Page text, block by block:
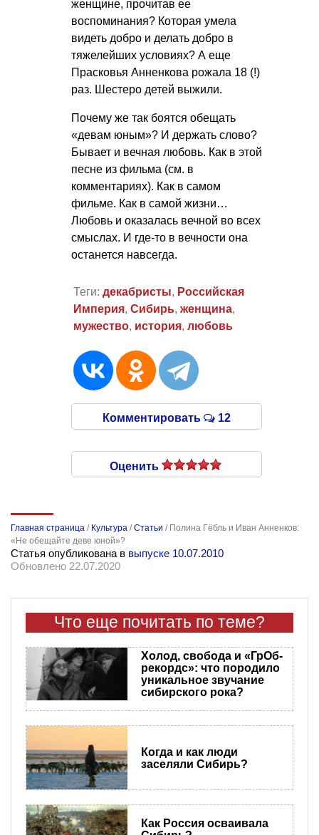
женщине, прочитав ее
воспоминания? Которая умела
видеть добро и делать добро в
тяжелейших условиях? А еще
Прасковья Анненкова рожала 18 (!)
раз. Шестеро детей выжили.
Почему же так боятся обещать
«девам юным»? И держать слово?
Бывает и вечная любовь. Как в этой
песне из фильма (см. в
комментариях). Как в самом
фильме. Как в самой жизни…
Любовь и оказалась вечной во всех
смыслах. И где-то в вечности она
останется навсегда.
Теги: декабристы, Российская
Империя, Сибирь, женщина,
мужество, история, любовь
Комментировать 12
Оценить
Главная страница / Культура /Статьи / Полина Гёбль и Иван Анненков:
«Не обещайте деве юной»?
Статья опубликована в выпуске 10.07.2010
Обновлено 22.07.2020
Что еще почитать по теме?
Холод, свобода и «ГрОб-
рекордс»: что породило
уникальное звучание
сибирского рока?
Когда и как люди
заселяли Сибирь?
Как Россия осваивала